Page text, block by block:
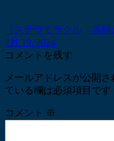
【ステラミラクル 高
7月 19, 2024
コメントを残す
メールアドレスが公開さ
ている欄は必須項目です
コメント ※